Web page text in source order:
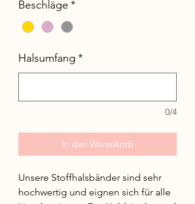
Beschläge *
Halsumfang *
0/4
In den Warenkorb
Unsere Stoffhalsbänder sind sehr
hochwertig und eignen sich für alle